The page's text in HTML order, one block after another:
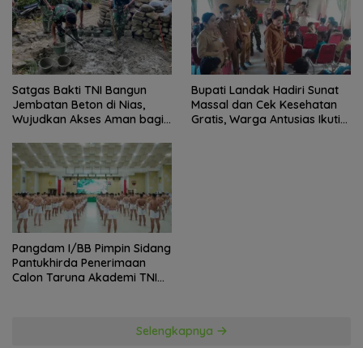
Satgas Bakti TNI Bangun
Jembatan Beton di Nias,
Wujudkan Akses Aman bagi
Bupati Landak Hadiri Sunat
Massal dan Cek Kesehatan
Gratis, Warga Antusias Ikuti
Pangdam I/BB Pimpin Sidang
Pantukhirda Penerimaan
Calon Taruna Akademi TNI
Selengkapnya